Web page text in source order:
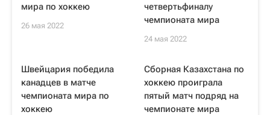
мира по хоккею
26 мая 2022
четвертьфиналу
чемпионата мира
24 мая 2022
Швейцария победила
канадцев в матче
чемпионата мира по
хоккею
Сборная Казахстана по
хоккею проиграла
пятый матч подряд на
чемпионате мира